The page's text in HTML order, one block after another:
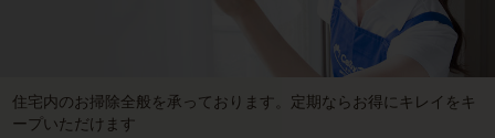
住宅内のお掃除全般を承っております。定期ならお得にキレイをキ
ープいただけます